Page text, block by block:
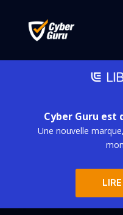
Cyber Guru est
Une nouvelle